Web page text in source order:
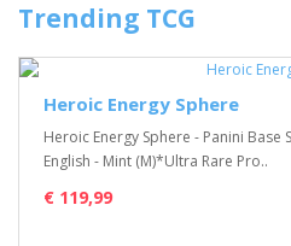
Trending TCG
Heroic Energy Sphere
Heroic Energy Sphere - Panini Base
English - Mint (M)*Ultra Rare Pro..
€ 119,99